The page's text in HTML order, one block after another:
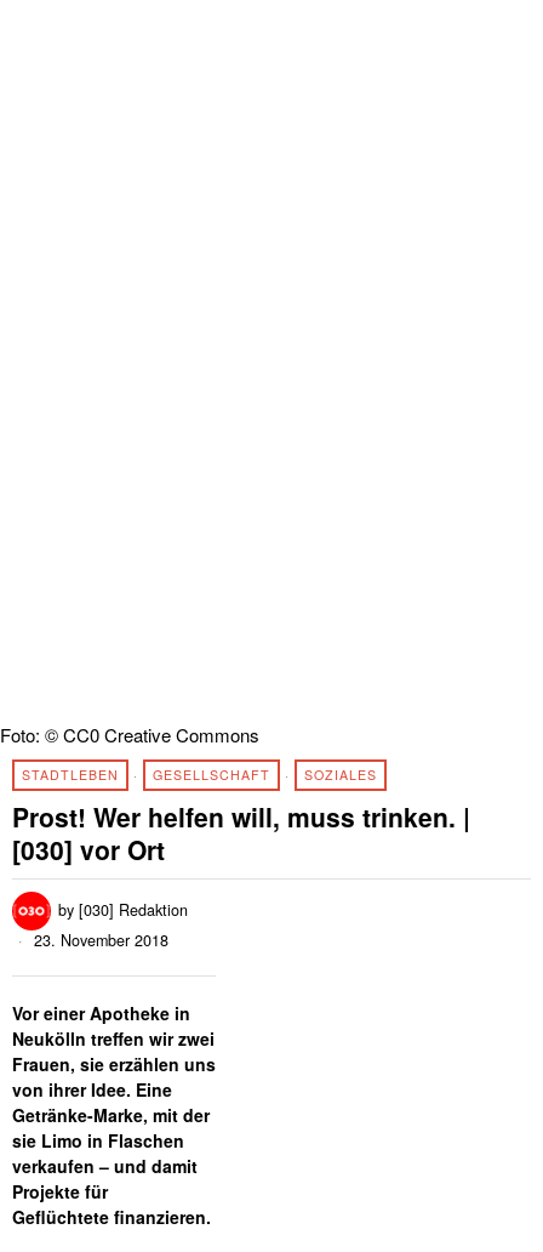
Foto: © CC0 Creative Commons
STADTLEBEN · GESELLSCHAFT · SOZIALES
Prost! Wer helfen will, muss trinken. |
[030] vor Ort
by [030] Redaktion
23. November 2018
Vor einer Apotheke in
Neukölln treffen wir zwei
Frauen, sie erzählen uns
von ihrer Idee. Eine
Getränke-Marke, mit der
sie Limo in Flaschen
verkaufen – und damit
Projekte für
Geflüchtete finanzieren.